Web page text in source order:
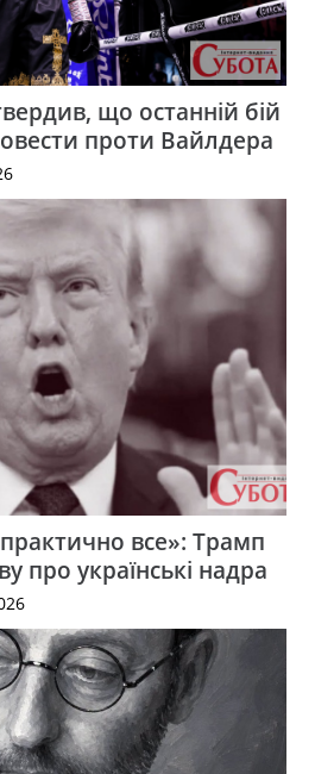
що останній бій
проти Вайлдера
все»: Трамп
про українські надра